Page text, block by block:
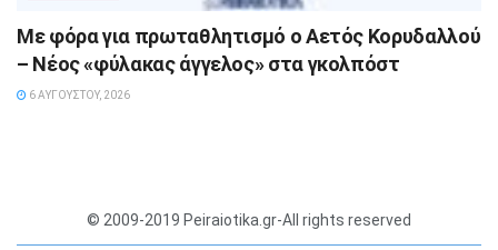
Με φόρα για πρωταθλητισμό ο Αετός Κορυδαλλού
– Νέος «φύλακας άγγελος» στα γκολπόστ
6 ΑΥΓΟΎΣΤΟΥ, 2026
© 2009-2019 Peiraiotika.gr-All rights reserved